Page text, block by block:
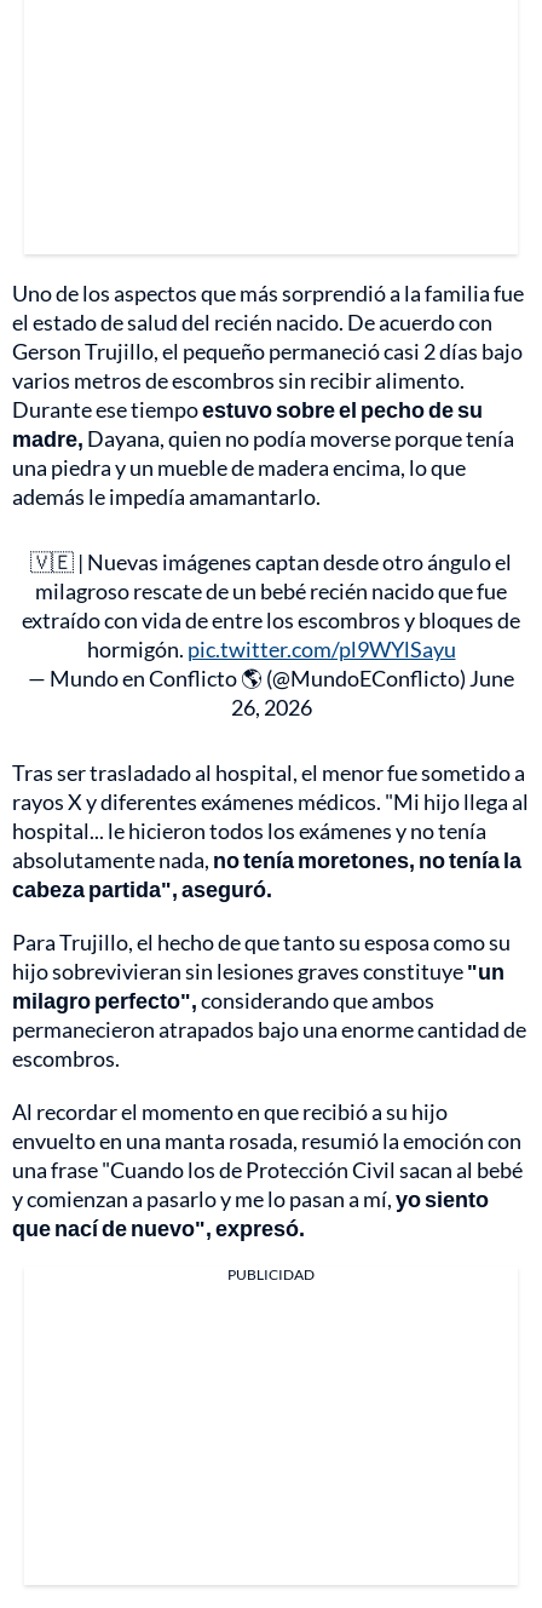
Uno de los aspectos que más sorprendió a la familia fue
el estado de salud del recién nacido. De acuerdo con
Gerson Trujillo, el pequeño permaneció casi 2 días bajo
varios metros de escombros sin recibir alimento.
Durante ese tiempoestuvo sobre el pecho de su
madre, Dayana, quien no podía moverse porque tenía
una piedra y un mueble de madera encima, lo que
además le impedía amamantarlo.
🇻🇪 | Nuevas imágenes captan desde otro ángulo el
milagroso rescate de un bebé recién nacido que fue
extraído con vida de entre los escombros y bloques de
hormigón. pic.twitter.com/pl9WYlSayu
— Mundo en Conflicto 🌎 (@MundoEConflicto) June
26, 2026
Tras ser trasladado al hospital, el menor fue sometido a
rayos X y diferentes exámenes médicos. "Mi hijo llega al
hospital... le hicieron todos los exámenes y no tenía
absolutamente nada, no tenía moretones, no tenía la
cabeza partida", aseguró.
Para Trujillo, el hecho de que tanto su esposa como su
hijo sobrevivieran sin lesiones graves constituye"un
milagro perfecto",considerando que ambos
permanecieron atrapados bajo una enorme cantidad de
escombros.
Al recordar el momento en que recibió a su hijo
envuelto en una manta rosada, resumió la emoción con
una frase "Cuando los de Protección Civil sacan al bebé
y comienzan a pasarlo y me lo pasan a mí,yo siento
que nací de nuevo", expresó.
PUBLICIDAD